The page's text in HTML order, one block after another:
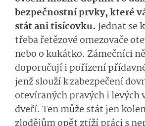
bezpečnostní prvky, které
stát ani tisícovku. Jednat se
třeba řetězové omezovače
nebo o kukátko. Zámečníci
doporučují i pořízení
jenž slouží kzabezpečení
otevíraných pravých i levých
dveří. Ten může stát jen